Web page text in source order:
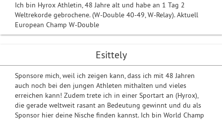
Ich bin Hyrox Athletin, 48 Jahre alt und habe an 1 Tag 2
Weltrekorde gebrochene. (W-Double 40-49, W-Relay). Aktuell
European Champ W-Double
Esittely
Sponsore mich, weil ich zeigen kann, dass ich mit 48 Jahren
auch noch bei den jungen Athleten mithalten und vieles
erreichen kann! Zudem trete ich in einer Sportart an (Hyrox),
die gerade weltweit rasant an Bedeutung gewinnt und du als
Sponsor hier deine Nische finden kannst. Ich bin World Champ